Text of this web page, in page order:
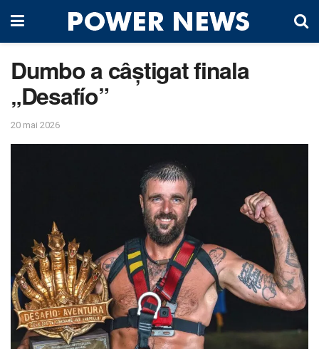
Dumbo a câștigat finala
„Desafío”
20 mai 2026